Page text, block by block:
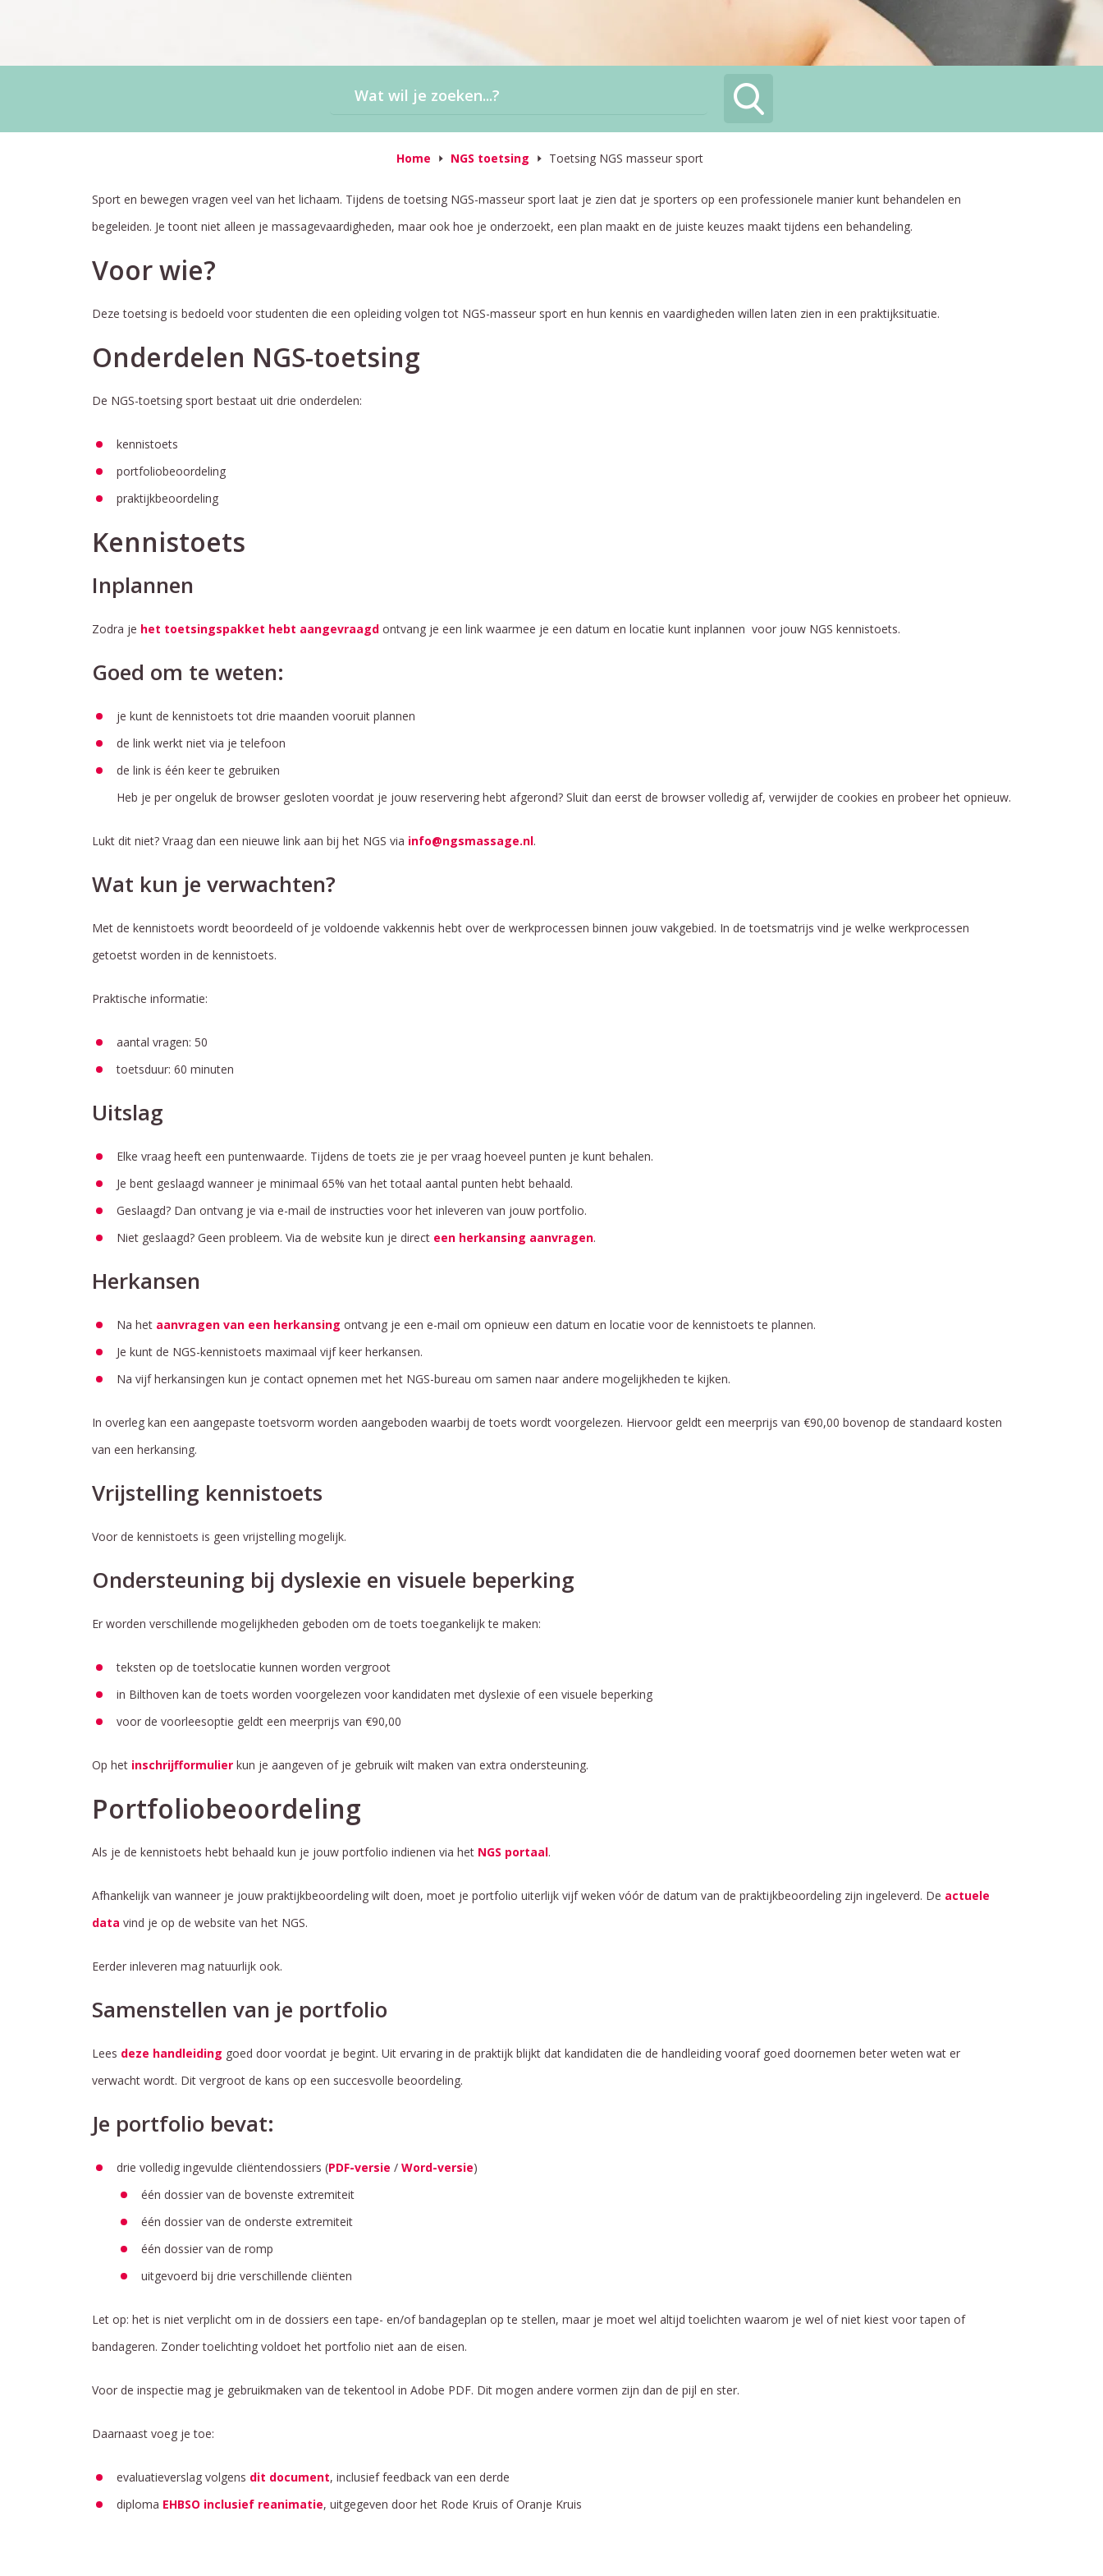
Home NGS toetsing Toetsing NGS masseur sport
Sport en bewegen vragen veel van het lichaam. Tijdens de toetsing NGS-masseur sport laat je zien dat je sporters op een professionele manier kunt behandelen en
begeleiden. Je toont niet alleen je massagevaardigheden, maar ook hoe je onderzoekt, een plan maakt en de juiste keuzes maakt tijdens een behandeling.
Voor wie?
Deze toetsing is bedoeld voor studenten die een opleiding volgen tot NGS-masseur sport en hun kennis en vaardigheden willen laten zien in een praktijksituatie.
Onderdelen NGS-toetsing
De NGS-toetsing sport bestaat uit drie onderdelen:
kennistoets
portfoliobeoordeling
praktijkbeoordeling
Kennistoets
Inplannen
Zodra je het toetsingspakket hebt aangevraagd ontvang je een link waarmee je een datum en locatie kunt inplannen voor jouw NGS kennistoets.
Goed om te weten:
je kunt de kennistoets tot drie maanden vooruit plannen
de link werkt niet via je telefoon
de link is één keer te gebruiken
Heb je per ongeluk de browser gesloten voordat je jouw reservering hebt afgerond? Sluit dan eerst de browser volledig af, verwijder de cookies en probeer het opnieuw.
Lukt dit niet? Vraag dan een nieuwe link aan bij het NGS via info@ngsmassage.nl.
Wat kun je verwachten?
Met de kennistoets wordt beoordeeld of je voldoende vakkennis hebt over de werkprocessen binnen jouw vakgebied. In de toetsmatrijs vind je welke werkprocessen
getoetst worden in de kennistoets.
Praktische informatie:
aantal vragen: 50
toetsduur: 60 minuten
Uitslag
Elke vraag heeft een puntenwaarde. Tijdens de toets zie je per vraag hoeveel punten je kunt behalen.
Je bent geslaagd wanneer je minimaal 65% van het totaal aantal punten hebt behaald.
Geslaagd? Dan ontvang je via e-mail de instructies voor het inleveren van jouw portfolio.
Niet geslaagd? Geen probleem. Via de website kun je direct een herkansing aanvragen.
Herkansen
Na het aanvragen van een herkansing ontvang je een e-mail om opnieuw een datum en locatie voor de kennistoets te plannen.
Je kunt de NGS-kennistoets maximaal vijf keer herkansen.
Na vijf herkansingen kun je contact opnemen met het NGS-bureau om samen naar andere mogelijkheden te kijken.
In overleg kan een aangepaste toetsvorm worden aangeboden waarbij de toets wordt voorgelezen. Hiervoor geldt een meerprijs van €90,00 bovenop de standaard kosten
van een herkansing.
Vrijstelling kennistoets
Voor de kennistoets is geen vrijstelling mogelijk.
Ondersteuning bij dyslexie en visuele beperking
Er worden verschillende mogelijkheden geboden om de toets toegankelijk te maken:
teksten op de toetslocatie kunnen worden vergroot
in Bilthoven kan de toets worden voorgelezen voor kandidaten met dyslexie of een visuele beperking
voor de voorleesoptie geldt een meerprijs van €90,00
Op het inschrijfformulier kun je aangeven of je gebruik wilt maken van extra ondersteuning.
Portfoliobeoordeling
Als je de kennistoets hebt behaald kun je jouw portfolio indienen via het NGS portaal.
Afhankelijk van wanneer je jouw praktijkbeoordeling wilt doen, moet je portfolio uiterlijk vijf weken vóór de datum van de praktijkbeoordeling zijn ingeleverd. De actuele
data vind je op de website van het NGS.
Eerder inleveren mag natuurlijk ook.
Samenstellen van je portfolio
Lees deze handleiding goed door voordat je begint. Uit ervaring in de praktijk blijkt dat kandidaten die de handleiding vooraf goed doornemen beter weten wat er
verwacht wordt. Dit vergroot de kans op een succesvolle beoordeling.
Je portfolio bevat:
drie volledig ingevulde cliëntendossiers (PDF-versie / Word-versie)
één dossier van de bovenste extremiteit
één dossier van de onderste extremiteit
één dossier van de romp
uitgevoerd bij drie verschillende cliënten
Let op: het is niet verplicht om in de dossiers een tape- en/of bandageplan op te stellen, maar je moet wel altijd toelichten waarom je wel of niet kiest voor tapen of
bandageren. Zonder toelichting voldoet het portfolio niet aan de eisen.
Voor de inspectie mag je gebruikmaken van de tekentool in Adobe PDF. Dit mogen andere vormen zijn dan de pijl en ster.
Daarnaast voeg je toe:
evaluatieverslag volgens dit document, inclusief feedback van een derde
diploma EHBSO inclusief reanimatie, uitgegeven door het Rode Kruis of Oranje Kruis